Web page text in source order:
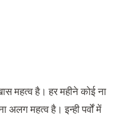
महत्व है। हर महीने कोई ना
अलग महत्व है। इन्ही पर्वों में